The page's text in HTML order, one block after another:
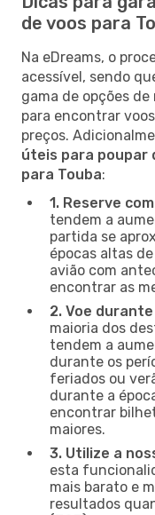
de voos para
Na eDreams, o
acessível, sendo
gama de opções
para encontrar
preços.
úteis para poupar
para Touba:
1. Reserve
tendem a
partida se
épocas altas
avião com
encontrar as
2. Voe
maioria dos
tendem a
durante os
feriados ou
durante a
encontrar
maiores.
3. Utilize a
esta
mais barato e
resultados